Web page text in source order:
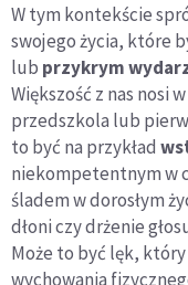
W tym kontekście
swojego życia, które
lub przykrym
Większość z nas nosi
przedszkola lub
to być na przykład
niekompetentnym w
śladem w dorosłym
dłoni czy drżenie
Może to być lęk, który
wychowania